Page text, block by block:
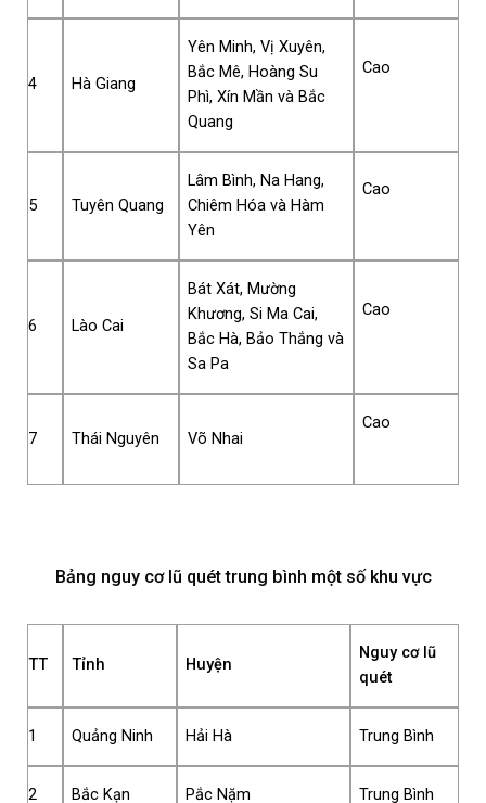
4 Hà Giang
Yên Minh, Vị Xuyên,
Bắc Mê, Hoàng Su
Phì, Xín Mần và Bắc
Quang
Cao
5 Tuyên Quang
Lâm Bình, Na Hang,
Chiêm Hóa và Hàm
Yên
Cao
6 Lào Cai
Bát Xát, Mường
Khương, Si Ma Cai,
Bắc Hà, Bảo Thắng và
Sa Pa
Cao
7 Thái Nguyên Võ Nhai
Cao
Bảng nguy cơ lũ quét trung bình một số khu vực
TT Tỉnh Huyện
Nguy cơ lũ
quét
1 Quảng Ninh Hải Hà Trung Bình
2 Bắc Kạn Pắc Nặm Trung Bình